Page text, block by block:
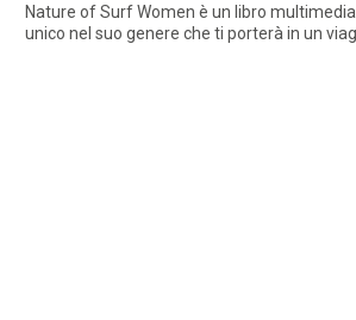
Nature of Surf Women è un libro
unico nel suo genere che ti porterà in un